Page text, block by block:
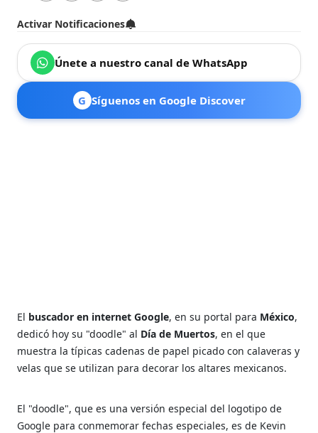
Activar Notificaciones
Únete a nuestro canal de WhatsApp
G Síguenos en Google Discover
El buscador en internet Google, en su portal para México,
dedicó hoy su "doodle" al Día de Muertos, en el que
muestra la típicas cadenas de papel picado con calaveras y
velas que se utilizan para decorar los altares mexicanos.
El "doodle", que es una versión especial del logotipo de
Google para conmemorar fechas especiales, es de Kevin